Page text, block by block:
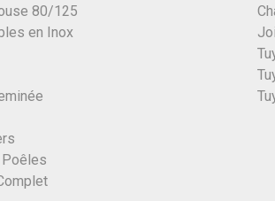
80/125
en Inox